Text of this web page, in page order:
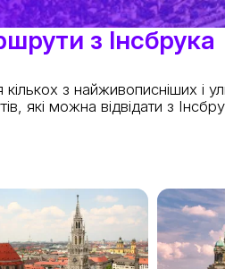
з Інсбрука
з найживописніших і
які можна відвідати з